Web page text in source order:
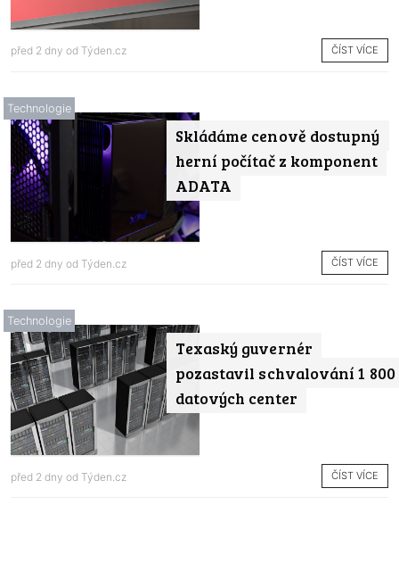
před 2 dny od Týden.cz ČÍST VÍCE
Skládáme cenově dostupný
herní počítač z komponent
ADATA
Technologie
před 2 dny od Týden.cz ČÍST VÍCE
Texaský guvernér
pozastavil schvalování 1 800
datových center
Technologie
před 2 dny od Týden.cz ČÍST VÍCE